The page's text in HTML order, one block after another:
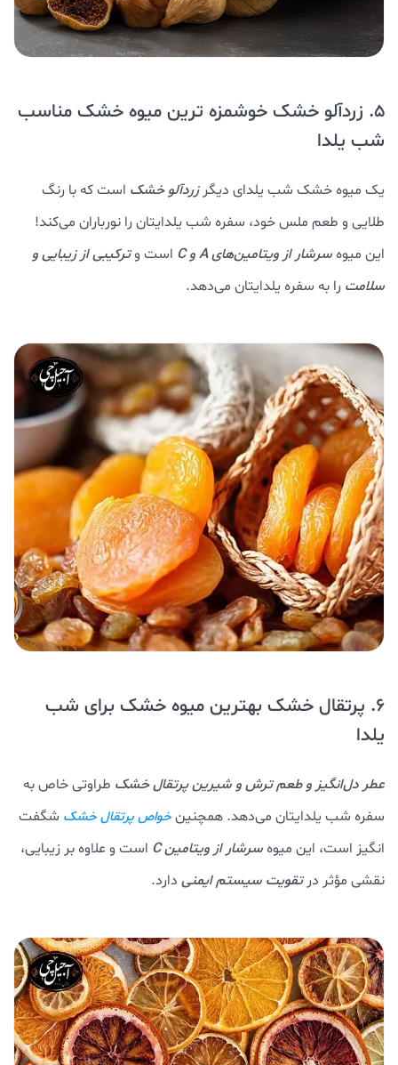
5. زردآلو خشک خوشمزه ترین میوه خشک مناسب
شب یلدا
یک میوه خشک شب یلدای دیگرزردآلو خشک است که با رنگ
طلایی و طعم ملس خود، سفره شب یلدایتان را نورباران می‌کند!
این میوهسرشار از ویتامین‌های A و C است وترکیبی از زیبایی و
سلامت را به سفره یلدایتان می‌دهد.
6. پرتقال خشک بهترین میوه خشک برای شب
یلدا
عطر دل‌انگیز و طعم ترش و شیرین پرتقال خشک طراوتی خاص به
سفره شب یلدایتان می‌دهد. همچنینخواص پرتقال خشک شگفت
انگیز است، این میوهسرشار از ویتامین C
است و علاوه بر زیبایی،
نقشی مؤثر درتقویت سیستم ایمنی دارد.